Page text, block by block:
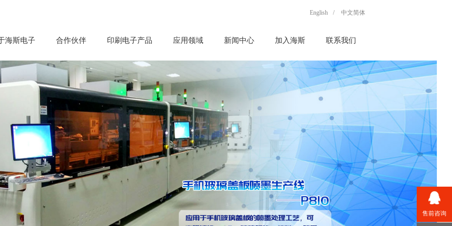
English / 中文简体
海斯电子 合作伙伴 印刷电子产品 应用领域 新闻中心 加入海斯 联系我们
售前咨询